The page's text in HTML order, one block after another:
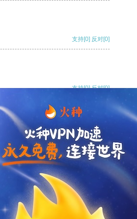
支持[0] 反对[0]
支持[0] 反对[0]
支持[0] 反对
支持